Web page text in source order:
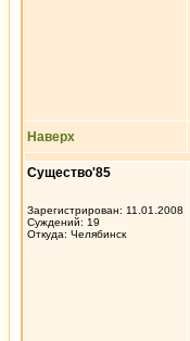
Наверх
Существо'85
Зарегистрирован: 11.01.2008
Суждений: 19
Откуда: Челябинск